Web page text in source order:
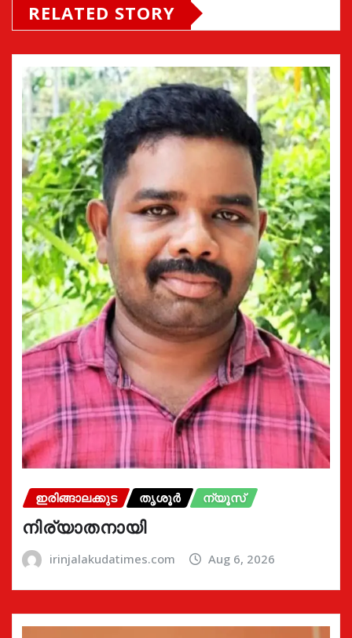
RELATED STORY
ഇരിങ്ങാലക്കുട തൃശൂർ ന്യൂസ്
നിര്യാതനായി
irinjalakudatimes.com Aug 6, 2026